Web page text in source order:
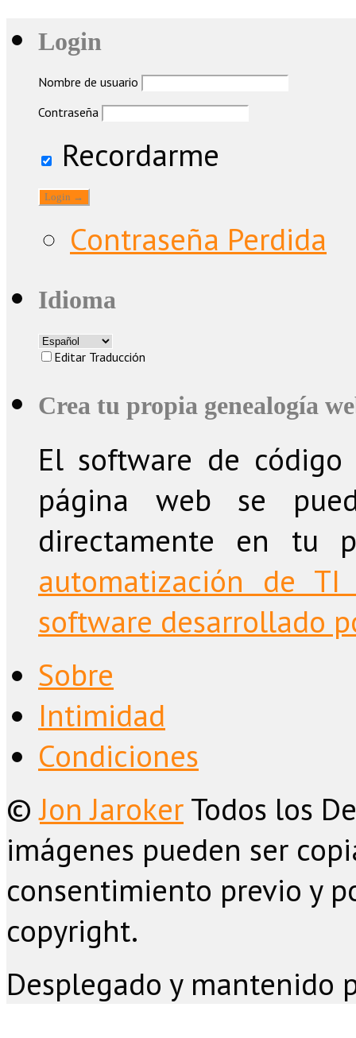
Login
Nombre de usuario
Contraseña
Recordarme
Contraseña Perdida
Idioma
Editar Traducción
Crea tu propia genealogía
El software de
página web se
directamente en tu
automatización de
software desarrollado
Sobre
Intimidad
Condiciones
©Jon JarokerTodos los
imágenes pueden ser
consentimiento previo y
copyright.
Desplegado y mantenido